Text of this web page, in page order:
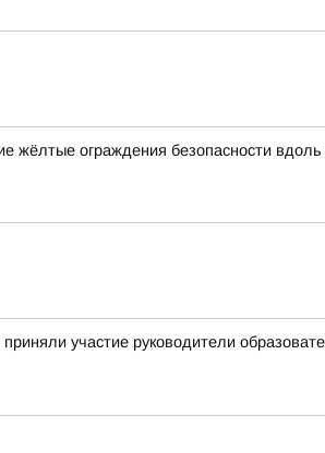
жёлтые ограждения безопасности вдоль
участие руководители